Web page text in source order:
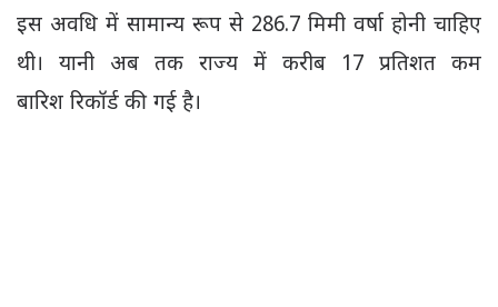
इस अवधि में सामान्य रूप से 286.7 मिमी वर्षा होनी चाहिए
थी। यानी अब तक राज्य में करीब 17 प्रतिशत कम
बारिश रिकॉर्ड की गई है।